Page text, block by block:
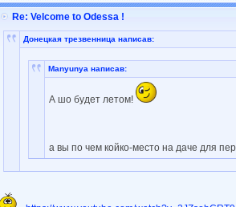
Re: Velcome to Odessa !
Донецкая трезвенница написав:
Manyunya написав:
А шо будет летом!
а вы по чем койко-место на даче для